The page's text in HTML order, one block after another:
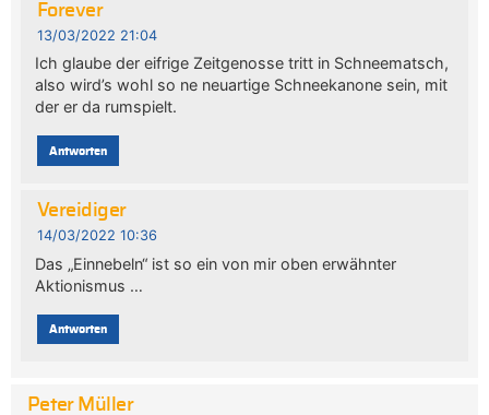
Forever
13/03/2022 21:04
Ich glaube der eifrige Zeitgenosse tritt in Schneematsch,
also wird’s wohl so ne neuartige Schneekanone sein, mit
der er da rumspielt.
Antworten
Vereidiger
14/03/2022 10:36
Das „Einnebeln“ ist so ein von mir oben erwähnter
Aktionismus …
Antworten
Peter Müller